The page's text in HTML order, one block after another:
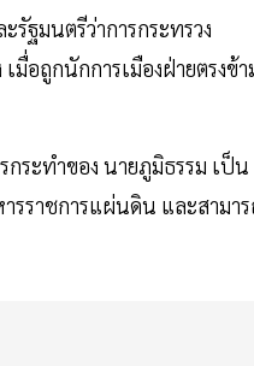
รัฐมนตรีว่าการกระทรวง
อถูกนักการเมืองฝ่ายตรงข้า
ระทำของ นายภูมิธรรม เป็น
รราชการแผ่นดิน และสามา